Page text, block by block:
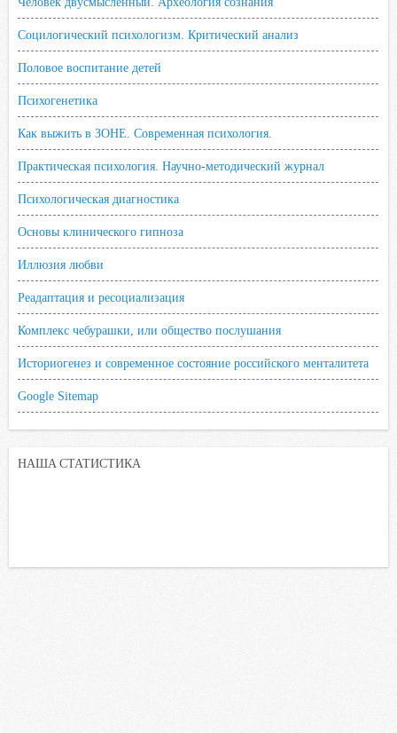
Социлогический психологизм. Критический анализ
Половое воспитание детей
Психогенетика
Как выжить в ЗОНЕ. Современная психология.
Практическая психология. Научно-методический журнал
Психологическая диагностика
Основы клинического гипноза
Иллюзия любви
Реадаптация и ресоциализация
Комплекс чебурашки, или общество послушания
Историогенез и современное состояние российского менталитета
Google Sitemap
НАША СТАТИСТИКА